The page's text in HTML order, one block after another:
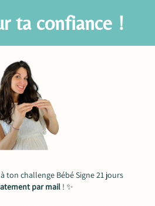
ta confiance !
ton challenge Bébé Signe 21 jours
par mail ! ✨